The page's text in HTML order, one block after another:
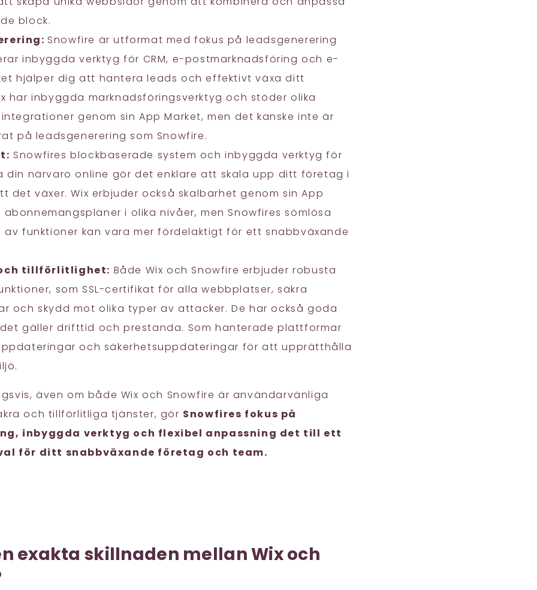
block.
Snowfire är utformat med fokus på leadsgenerering
inbyggda verktyg för CRM, e-postmarknadsföring och e-
hjälper dig att hantera leads och effektivt växa ditt
har inbyggda marknadsföringsverktyg och stöder olika
genom sin App Market, men det kanske inte är
på leadsgenerering som Snowfire.
Snowfires blockbaserade system och inbyggda verktyg för
din närvaro online gör det enklare att skala upp ditt företag i
det växer. Wix erbjuder också skalbarhet genom sin App
abonnemangsplaner i olika nivåer, men Snowfires sömlösa
funktioner kan vara mer fördelaktigt för ett snabbväxande
tillförlitlighet: Både Wix och Snowfire erbjuder robusta
som SSL-certifikat för alla webbplatser, säkra
och skydd mot olika typer av attacker. De har också goda
gäller drifttid och prestanda. Som hanterade plattformar
och säkerhetsuppdateringar för att upprätthålla
även om både Wix och Snowfire är användarvänliga
och tillförlitliga tjänster, gör Snowfires fokus på
inbyggda verktyg och flexibel anpassning det till ett
för ditt snabbväxande företag och team.
exakta skillnaden mellan Wix och